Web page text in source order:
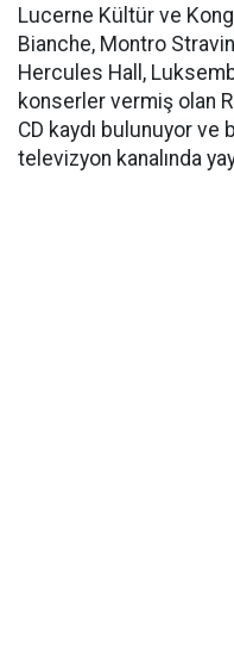
Lucerne Kültür ve
Bianche, Montro
Hercules Hall,
konserler vermiş olan
CD kaydı bulunuyor ve
televizyon kanalında